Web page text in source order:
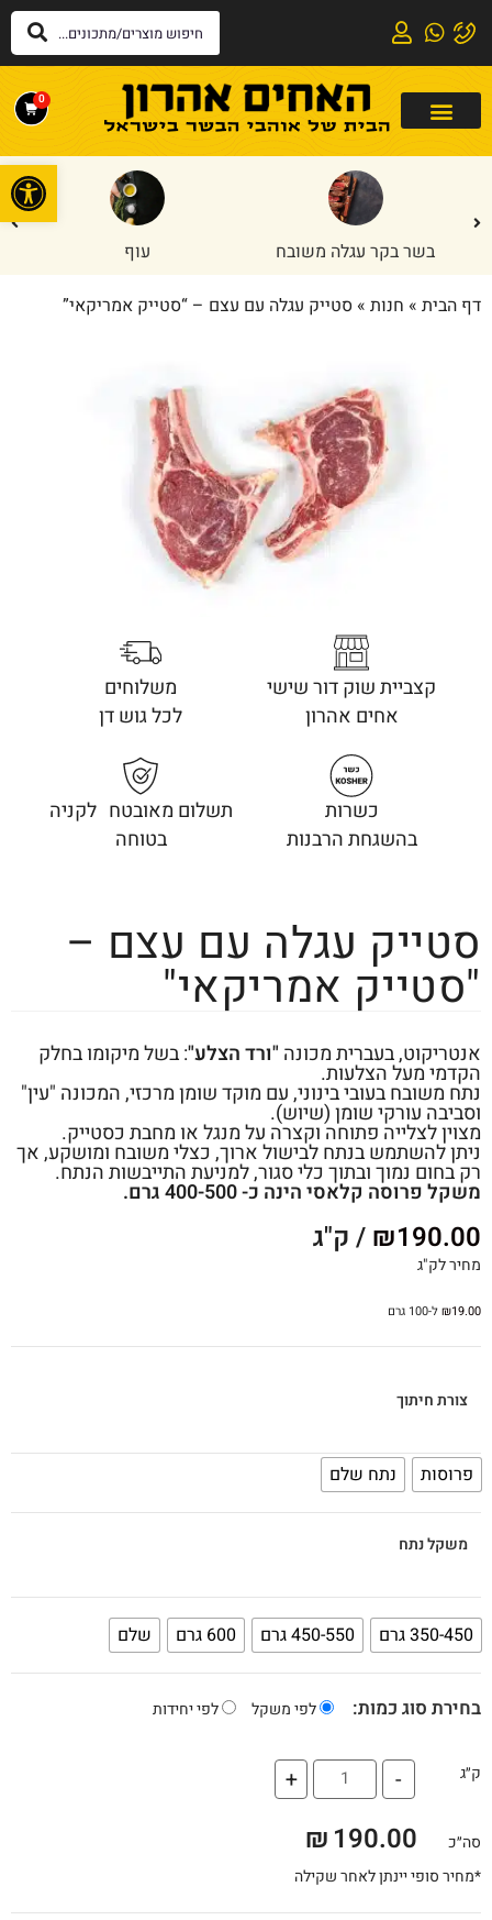
0
בשר בקר עגלה משובח עוף
דף הבית » חנות »סטייק עגלה עם עצם – “סטייק אמריקאי”
סטייק עגלה עם עצם –
"סטייק אמריקאי"
אנטריקוט, בעברית מכונה "ורד הצלע": בשל מיקומו בחלק
הקדמי מעל הצלעות.
נתח משובח בעובי בינוני, עם מוקד שומן מרכזי, המכונה "עין"
וסביבה עורקי שומן (שיוש).
מצוין לצלייה פתוחה וקצרה על מנגל או מחבת כסטייק.
ניתן להשתמש בנתח לבישול ארוך, כצלי משובח ומושקע, אך
רק בחום נמוך ובתוך כלי סגור, למניעת התייבשות הנתח.
משקל פרוסה קלאסי הינה כ- 400-500 גרם.
₪190.00 / ק"ג
מחיר לק"ג
₪19.00 ל-100 גרם
צורת חיתוך
פרוסות נתח שלם
משקל נתח
350-450 גרם 450-550 גרם 600 גרם שלם
בחירת סוג כמות: לפי משקל לפי יחידות
ק״ג -
+
סה״כ 190.00
₪
*מחיר סופי יינתן לאחר שקילה
קצביית שוק דור שישי
אחים אהרון
משלוחים
לכל גוש דן
כשרות
בהשגחת הרבנות
תשלום מאובטח לקניה
בטוחה